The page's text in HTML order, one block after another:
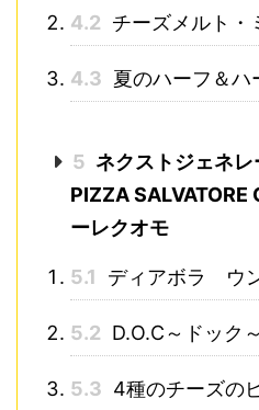
4.2 チーズメルト・
4.3 夏のハーフ＆ハ
5 ネクストジェネ
PIZZA SALVATORE
ーレクオモ
5.1 ディアボラ ウ
5.2 D.O.C～ドック～
5.3 4種のチーズの